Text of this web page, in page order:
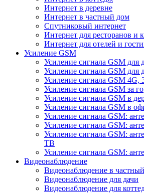
Интернет в деревне
Интернет в частный дом
Спутниковый интернет
Интернет для ресторанов и
Интернет для отелей и
Усиление GSM
Усиление сигнала GSM для
Усиление сигнала GSM для
Усиление сигнала GSM 4G,
Усиление сигнала GSM за
Усиление сигнала GSM в
Усиление сигнала GSM в
Усиление сигнала GSM:
Усиление сигнала GSM:
Усиление сигнала GSM:
ТВ
Усиление сигнала GSM:
Видеонаблюдение
Видеонаблюдение в
Видеонаблюдение для дачи
Видеонаблюдение для